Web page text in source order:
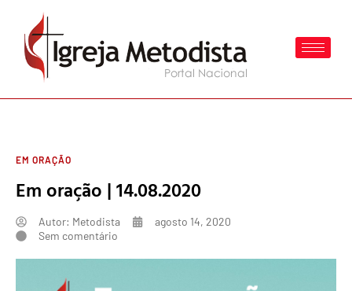
EM ORAÇÃO
Em oração | 14.08.2020
Autor: Metodista
agosto 14, 2020
Sem comentário